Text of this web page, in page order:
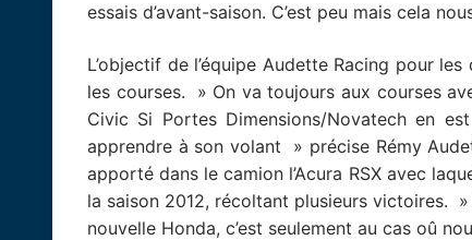
essais d’avant-saison. C’est peu mais cela
L’objectif de l’équipe Audette Racing pour
les courses. » On va toujours aux courses
Civic Si Portes Dimensions/Novatech en
apprendre à son volant » précise Rémy
apporté dans le camion l’Acura RSX avec
la saison 2012, récoltant plusieurs victoires.
nouvelle Honda, c’est seulement au cas oû